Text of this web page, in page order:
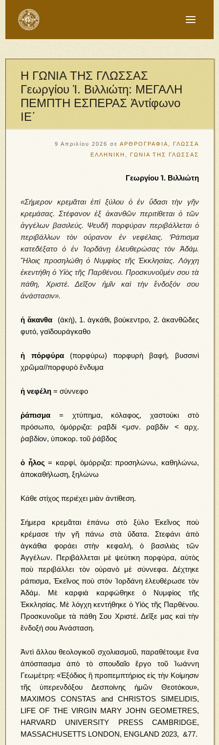
Η ΓΩΝΙΑ ΤΗΣ ΓΛΩΣΣΑΣ
Γεωργίου Ἰ. Βιλλιώτη: ΜΕΓΑΛΗ
ΠΕΜΠΤΗ ΕΣΠΕΡΑΣ Ἀντίφωνο
ΙΕ΄
9 Απριλίου 2026 σε ΑΡΘΡΟΓΡΑΦΙΑ
ΓΛΩΣΣΑ
ΕΛΛΗΝΙΚΗ
ΓΩΝΙΑ ΤΗΣ ΓΛΩΣΣΑΣ
Γεωργίου Ἰ. Βιλλιώτη
«Σήμερον κρεμᾶται ἐπὶ ξύλου ὁ ἐν ὕδασι τὴν γῆν
κρεμάσας. Στέφανον ἐξ ἀκανθῶν περιτίθεται ὁ τῶν
ἀγγέλων βασιλεύς. Ψευδῆ πορφύραν περιβάλλεται ὁ
περιβάλλων τὸν οὐρανον ἐν νεφέλαις. ‘Ράπισμα
κατεδέξατο ὁ ἐν Ἰορδάνῃ ἐλευθερώσας τὸν Ἀδάμ.
Ἥλοις προσηλώθη ὁ Νυμφίος τῆς Ἐκκλησίας. Λόγχη
ἐκεντήθη ὁ Υἱὸς τῆς Παρθένου. Προσκυνοῦμέν σου τὰ
πάθη, Χριστέ. Δεῖξον ἡμῖν καὶ τὴν ἒνδοξόν σου
ἀνάστασιν».
ἡ ἄκανθα (ἀκὴ), 1. ἀγκάθι, βούκεντρο, 2. ἀκανθῶδες
φυτό, γαϊδουράγκαθο
ἡ πόρφύρα (πορφύρω) πορφυρὴ βαφή, βυσσινὶ
χρῶμα//πορφυρὸ ἔνδυμα
ἡ νεφέλη= σύννεφο
ῥάπισμα = χτύπημα, κόλαφος, χαστούκι στὸ
πρόσωπο, ὁμόρριζα: ραβδί <μσν. ραβδίν < αρχ.
ῥαβδίον, ὑποκορ. τοῦ ῥάβδος
ὁ ἧλος= καρφί, ὁμόρριζα: προσηλώνω, καθηλώνω,
ἀποκαθήλωση, ξηλώνω
Κάθε στίχος περιέχει μιὰν ἀντίθεση.
Σήμερα κρεμᾶται ἐπάνω στὸ ξύλο Ἐκεῖνος ποὺ
κρέμασε τὴν γῆ πάνω στὰ ὕδατα. Στεφάνι ἀπὸ
ἀγκάθια φοράει στὴν κεφαλή, ὁ βασιλιὰς τῶν
Ἀγγέλων. Περιβάλλεται μὲ ψεύτικη πορφύρα, αὐτὸς
ποὺ περιβάλλει τὸν οὐρανὸ μὲ σύννεφα. Δέχτηκε
ράπισμα, Ἐκεῖνος ποὺ στὸν Ἰορδάνη ἐλευθέρωσε τὸν
Ἀδάμ. Μὲ καρφιὰ καρφώθηκε ὁ Νυμφίος τῆς
Ἐκκλησίας. Μὲ λόγχη κεντήθηκε ὁ Υἱὸς τῆς Παρθένου.
Προσκυνοῦμε τὰ πάθη Σου Χριστέ. Δεῖξε μας καὶ τὴν
ἔνδοξή σου Ἀνάσταση.
Ἀντὶ ἄλλου θεολογικοῦ σχολιασμοῦ, παραθέτουμε ἕνα
ἀπόσπασμα ἀπὸ τὸ σπουδαῖο ἔργο τοῦ Ἰωάννη
Γεωμέτρη: «Ἐξόδιος ἢ προπεμπτήριος εἰς τὴν Κοίμησιν
τῆς ὑπερενδόξου Δεσποίνης ἡμῶν Θεοτόκου»,
MAXIMOS CONSTAS and CHRISTOS SIMELIDIS,
LIFE OF THE VIRGIN MARY JOHN GEОМЕТRES,
HARVARD UNIVERSITY PRESS CAMBRIDGE,
MASSACHUSETTS LONDON, ENGLAND 2023, &77.